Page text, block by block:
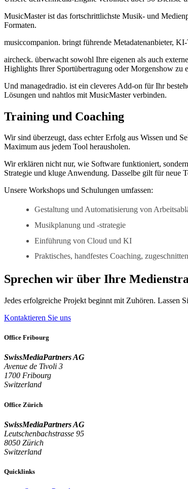
MusicMaster ist das fortschrittlichste Musik- und
Formaten.
musiccompanion. bringt führende Metadatenanbieter,
aircheck. überwacht sowohl Ihre eigenen als auch
Highlights Ihrer Sportübertragung oder Morgenshow zu
Und managedradio. ist ein cleveres Add-on für Ihr
Lösungen und nahtlos mit MusicMaster verbinden.
Training und Coaching
Wir sind überzeugt, dass echter Erfolg aus Wissen und
Maximum aus jedem Tool herausholen.
Wir erklären nicht nur, wie Software funktioniert,
Strategie und kluge Anwendung. Dasselbe gilt für neue
Unsere Workshops und Schulungen umfassen:
Gestaltung und Automatisierung von
Musikplanung und -strategie
Einführung von Cloud und KI
Praktisches, handfestes Coaching,
Sprechen wir über Ihre
Jedes erfolgreiche Projekt beginnt mit Zuhören. Lassen
Kontaktieren Sie uns
Office Fribourg
SwissMediaPartners AG
Avenue de Tivoli 3
1700 Fribourg
Switzerland
Office Zürich
SwissMediaPartners AG
Leutschenbachstrasse 95
8050 Zürich
Switzerland
Quicklinks